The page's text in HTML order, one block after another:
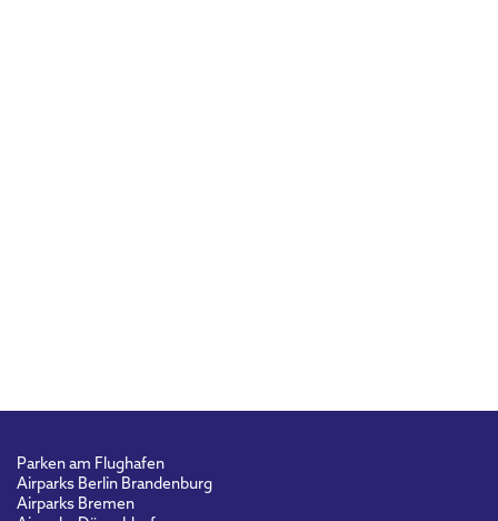
Parken am Flughafen
Airparks Berlin Brandenburg
Airparks Bremen